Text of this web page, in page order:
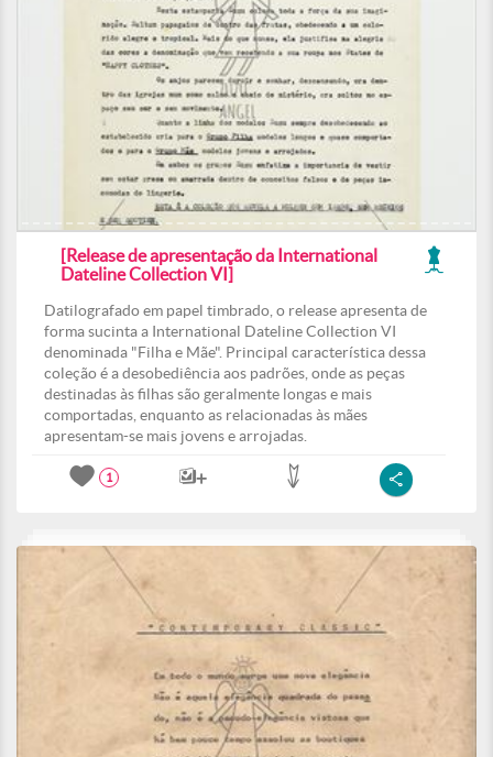
[Release de apresentação da International
Dateline Collection VI]
Datilografado em papel timbrado, o release apresenta de
forma sucinta a International Dateline Collection VI
denominada "Filha e Mãe". Principal característica dessa
coleção é a desobediência aos padrões, onde as peças
destinadas às filhas são geralmente longas e mais
comportadas, enquanto as relacionadas às mães
apresentam-se mais jovens e arrojadas.
1